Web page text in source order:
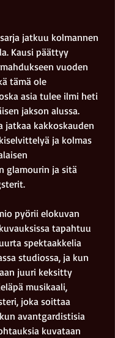
jatkuu kolmannen
Kausi päättyy
vuoden
tämä ole
asia tulee ilmi heti
jakson alussa.
jatkaa kakkoskauden
ja kolmas
glamourin ja sitä
pyörii elokuvan
tapahtuu
spektaakkelia
studiossa, ja kun
juuri keksitty
musikaali,
joka soittaa
avantgardistisia
kuvataan